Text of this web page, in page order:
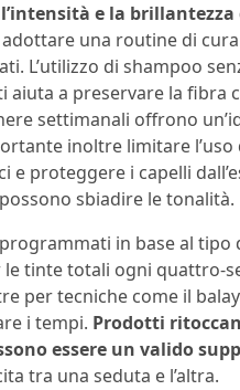
e la brillantezza
una routine di
L’utilizzo di shampoo
aiuta a preservare la fibra
settimanali offrono
inoltre limitare l’uso
e proteggere i capelli
sbiadire le tonalità.
in base al tipo
le tinte totali ogni quattro-
per tecniche come il
i tempi. Prodotti
essere un valido
tra una seduta e l’altra.